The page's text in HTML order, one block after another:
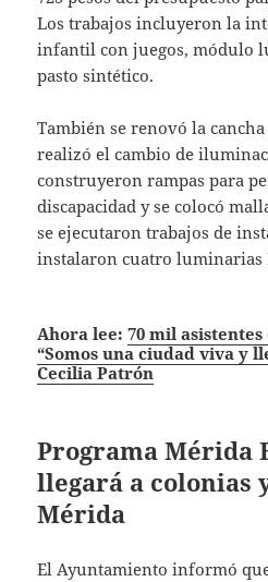
Los trabajos incluyeron la
infantil con juegos, módulo
pasto sintético.
También se renovó la
realizó el cambio de
construyeron rampas para
discapacidad y se colocó
se ejecutaron trabajos de
instalaron cuatro luminarias
Ahora lee:70 mil
“Somos una ciudad viva y
Cecilia Patrón
Programa Mérida
llegará a colonias
Mérida
El Ayuntamiento informó